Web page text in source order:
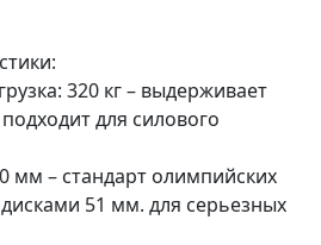
320 кг – выдерживает
для силового
мм – стандарт олимпийских
51 мм. для серьезных